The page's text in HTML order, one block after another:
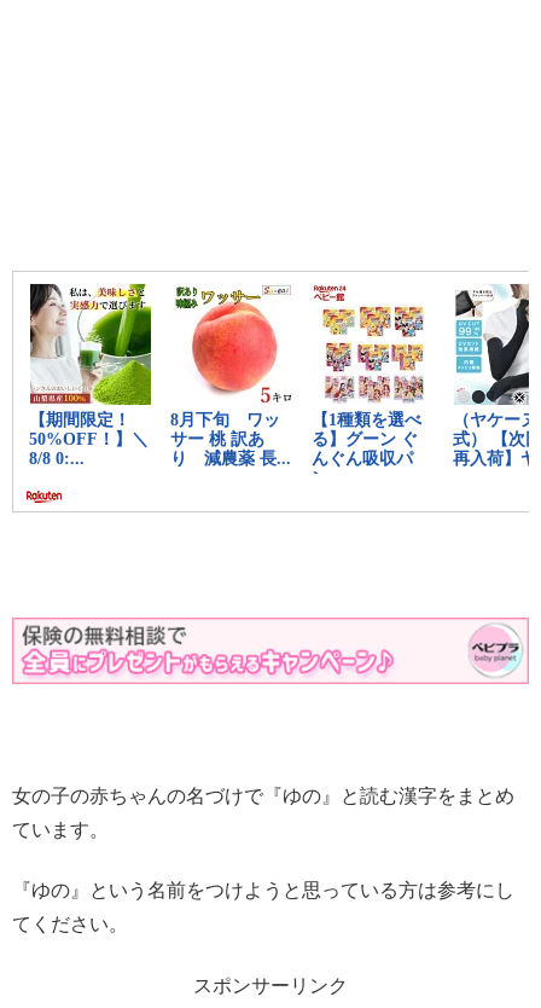
女の子の赤ちゃんの名づけで『ゆの』と読む漢字をまとめ
ています。
『ゆの』という名前をつけようと思っている方は参考にし
てください。
スポンサーリンク